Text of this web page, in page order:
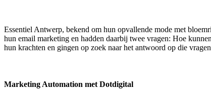
Essentiel Antwerp, bekend om hun opvallende mode met
hun email marketing en hadden daarbij twee vragen: Hoe
hun krachten en gingen op zoek naar het antwoord op die
Marketing Automation met Dotdigital